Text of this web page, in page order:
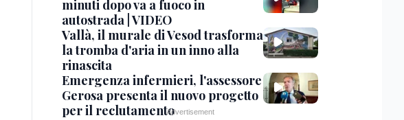
minuti dopo va a fuoco in
autostrada | VIDEO
Vallà, il murale di Vesod trasforma
la tromba d'aria in un inno alla
rinascita
Emergenza infermieri, l'assessore
Gerosa presenta il nuovo progetto
per il reclutamento